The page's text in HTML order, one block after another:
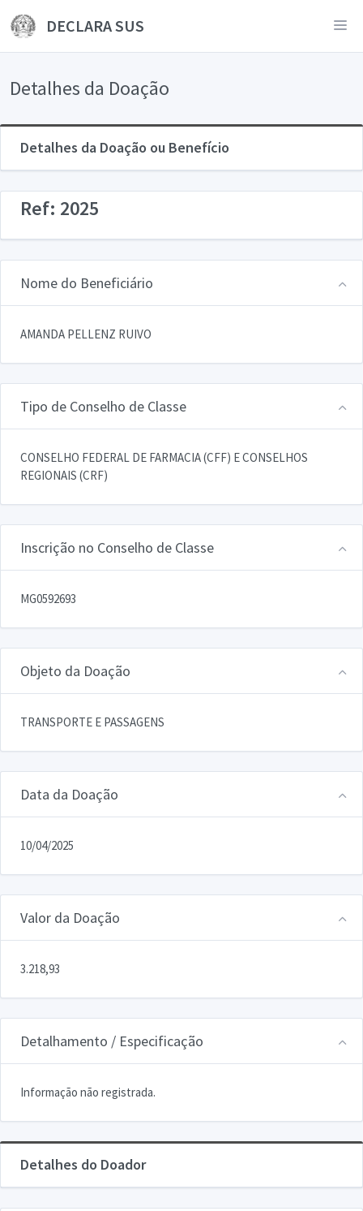
DECLARA SUS
Detalhes da Doação
Detalhes da Doação ou Benefício
Ref: 2025
Nome do Beneficiário
AMANDA PELLENZ RUIVO
Tipo de Conselho de Classe
CONSELHO FEDERAL DE FARMACIA (CFF) E CONSELHOS
REGIONAIS (CRF)
Inscrição no Conselho de Classe
MG0592693
Objeto da Doação
TRANSPORTE E PASSAGENS
Data da Doação
10/04/2025
Valor da Doação
3.218,93
Detalhamento / Especificação
Informação não registrada.
Detalhes do Doador